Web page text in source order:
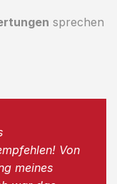
sprechen
Von
meines